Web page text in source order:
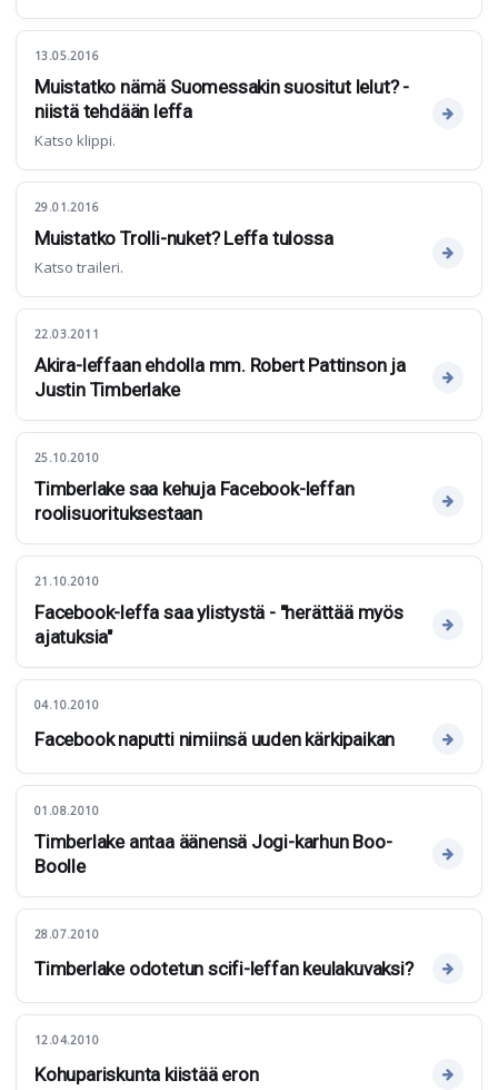
13.05.2016
Muistatko nämä Suomessakin suositut lelut? -
niistä tehdään leffa
Katso klippi.
29.01.2016
Muistatko Trolli-nuket? Leffa tulossa
Katso traileri.
22.03.2011
Akira-leffaan ehdolla mm. Robert Pattinson ja
Justin Timberlake
25.10.2010
Timberlake saa kehuja Facebook-leffan
roolisuorituksestaan
21.10.2010
Facebook-leffa saa ylistystä - "herättää myös
ajatuksia"
04.10.2010
Facebook naputti nimiinsä uuden kärkipaikan
01.08.2010
Timberlake antaa äänensä Jogi-karhun Boo-
Boolle
28.07.2010
Timberlake odotetun scifi-leffan keulakuvaksi?
12.04.2010
Kohupariskunta kiistää eron